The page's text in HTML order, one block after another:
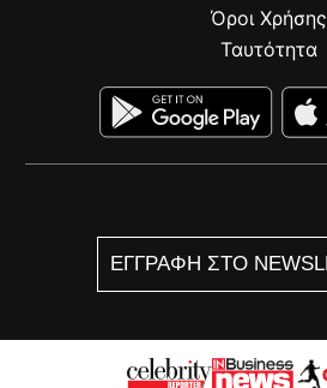
ΕΓΓΡΑΦΗ ΣΤΟ
Όροι Χρήσης
Ταυτότητα